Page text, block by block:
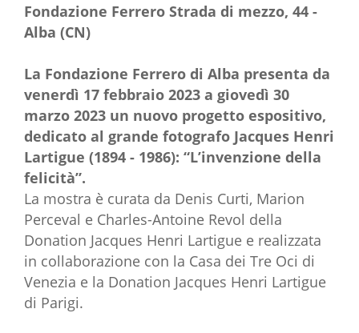
Fondazione Ferrero Strada di mezzo, 44 -
Alba (CN)
La Fondazione Ferrero di Alba presenta da
venerdì 17 febbraio 2023 a giovedì 30
marzo 2023 un nuovo progetto espositivo,
dedicato al grande fotografo Jacques Henri
Lartigue (1894 - 1986): “L’invenzione della
felicità”.
La mostra è curata da Denis Curti, Marion
Perceval e Charles-Antoine Revol della
Donation Jacques Henri Lartigue e realizzata
in collaborazione con la Casa dei Tre Oci di
Venezia e la Donation Jacques Henri Lartigue
di Parigi.